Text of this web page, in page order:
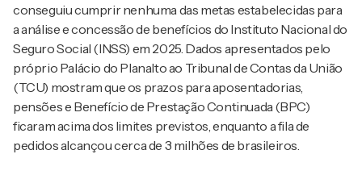
conseguiu cumprir nenhuma das metas estabelecidas para
a análise e concessão de benefícios do Instituto Nacional do
Seguro Social (INSS) em 2025. Dados apresentados pelo
próprio Palácio do Planalto ao Tribunal de Contas da União
(TCU) mostram que os prazos para aposentadorias,
pensões e Benefício de Prestação Continuada (BPC)
ficaram acima dos limites previstos, enquanto a fila de
pedidos alcançou cerca de 3 milhões de brasileiros.